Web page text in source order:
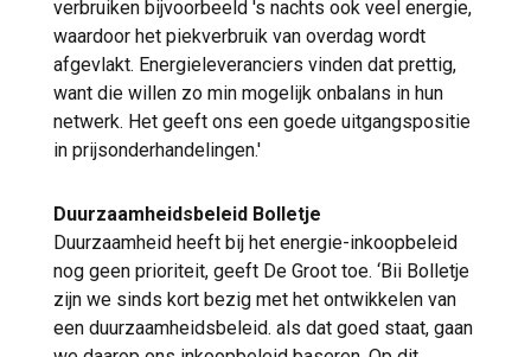
verbruiken bijvoorbeeld 's nachts ook veel energie,
waardoor het piekverbruik van overdag wordt
afgevlakt. Energieleveranciers vinden dat prettig,
want die willen zo min mogelijk onbalans in hun
netwerk. Het geeft ons een goede uitgangspositie
in prijsonderhandelingen.'
Duurzaamheidsbeleid Bolletje
Duurzaamheid heeft bij het energie-inkoopbeleid
nog geen prioriteit, geeft De Groot toe. ‘Bii Bolletje
zijn we sinds kort bezig met het ontwikkelen van
een duurzaamheidsbeleid. als dat goed staat, gaan